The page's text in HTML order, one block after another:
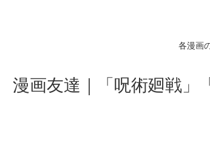
各漫画
漫画友達｜「呪術廻戦」